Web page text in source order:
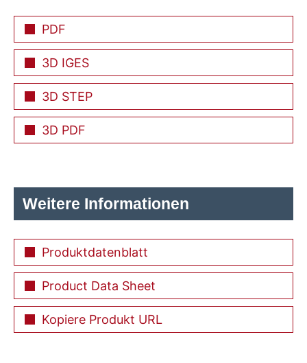
PDF
3D IGES
3D STEP
3D PDF
Weitere Informationen
Produktdatenblatt
Product Data Sheet
Kopiere Produkt URL